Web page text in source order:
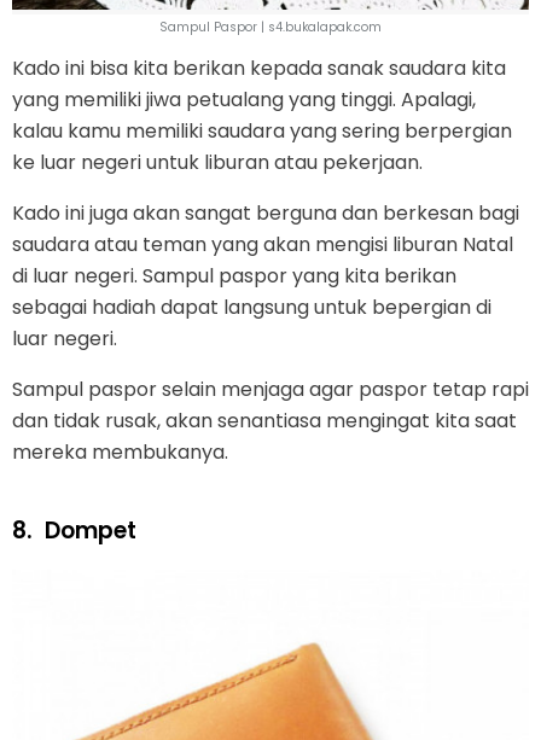
Sampul Paspor | s4.bukalapak.com
Kado ini bisa kita berikan kepada sanak saudara kita
yang memiliki jiwa petualang yang tinggi. Apalagi,
kalau kamu memiliki saudara yang sering berpergian
ke luar negeri untuk liburan atau pekerjaan.
Kado ini juga akan sangat berguna dan berkesan bagi
saudara atau teman yang akan mengisi liburan Natal
di luar negeri. Sampul paspor yang kita berikan
sebagai hadiah dapat langsung untuk bepergian di
luar negeri.
Sampul paspor selain menjaga agar paspor tetap rapi
dan tidak rusak, akan senantiasa mengingat kita saat
mereka membukanya.
8. Dompet